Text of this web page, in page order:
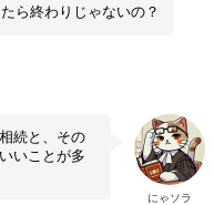
ら終わりじゃないの？
にゃソラ
続と、その
いことが多